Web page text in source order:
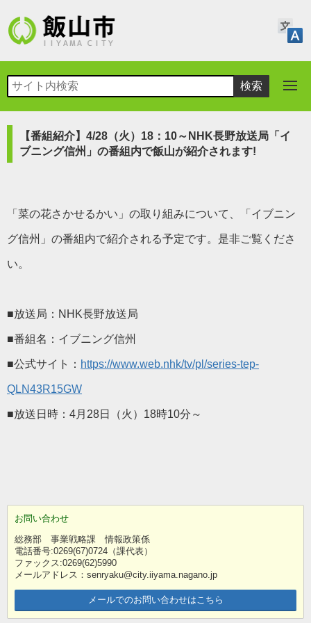
【番組紹介】4/28（火）18：10～NHK長野放送局「イ
ブニング信州」の番組内で飯山が紹介されます!
「菜の花さかせるかい」の取り組みについて、「イブニン
グ信州」の番組内で紹介される予定です。是非ご覧くださ
い。
■放送局：NHK長野放送局
■番組名：イブニング信州
■公式サイト： https://www.web.nhk/tv/pl/series-tep-
QLN43R15GW
■放送日時：4月28日（火）18時10分～
お問い合わせ
総務部 事業戦略課 情報政策係
電話番号:0269(67)0724（課代表）
ファックス:0269(62)5990
メールアドレス：senryaku@city.iiyama.nagano.jp
メールでのお問い合わせはこちら